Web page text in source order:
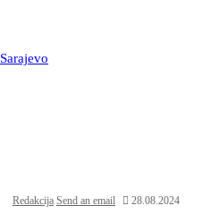
Sarajevo
Redakcija Send an email
28.08.2024